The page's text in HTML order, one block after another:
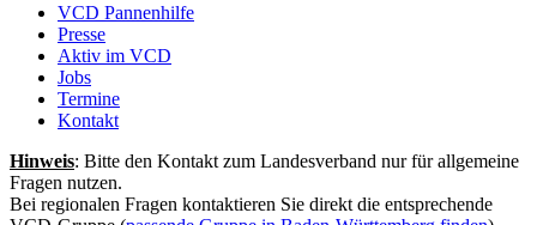
VCD Pannenhilfe
Presse
Aktiv im VCD
Jobs
Termine
Kontakt
Hinweis: Bitte den Kontakt zum Landesverband nur für allgemeine
Fragen nutzen.
Bei regionalen Fragen kontaktieren Sie direkt die entsprechende